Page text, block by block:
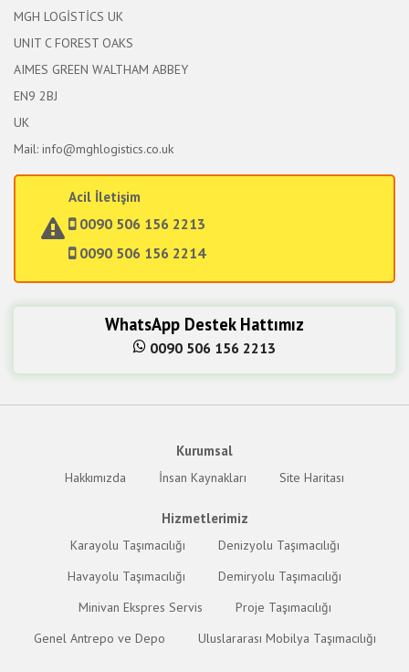
MGH LOGİSTİCS UK
UNIT C FOREST OAKS
AIMES GREEN WALTHAM ABBEY
EN9 2BJ
UK
Mail: info@mghlogistics.co.uk
Acil İletişim
0090 506 156 2213
0090 506 156 2214
WhatsApp Destek Hattımız
0090 506 156 2213
Kurumsal
Hakkımızda İnsan Kaynakları Site Haritası
Hizmetlerimiz
Karayolu Taşımacılığı
Denizyolu Taşımacılığı
Havayolu Taşımacılığı
Demiryolu Taşımacılığı
Minivan Ekspres Servis
Proje Taşımacılığı
Genel Antrepo ve Depo
Uluslararası Mobilya Taşımacılığı